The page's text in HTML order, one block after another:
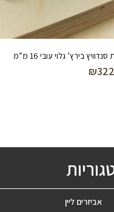
בירץ’ גלוי עובי 16 מ”מ
₪
אביזרים ליין